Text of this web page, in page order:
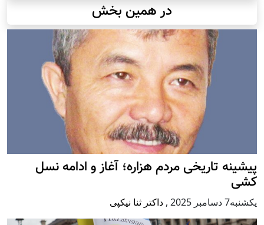
در همین بخش
پيشينه تاريخی مردم هزاره؛ آغاز و ادامه نسل
کشی
يكشنبه7 دسامبر 2025 , داکتر ثنا نیکپی